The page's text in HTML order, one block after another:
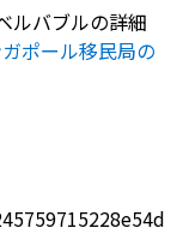
ルバブルの詳細
ポール移民局の